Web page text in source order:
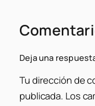
Deja una
Tu dirección de
publicada. Los